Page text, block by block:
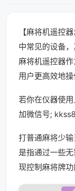
【麻将机遥控
中常见的设备
麻将机遥控器
用户更高效地操
若你在仪器使
加微信号;
打普通麻将少
是指通过一些
现控制麻将牌功